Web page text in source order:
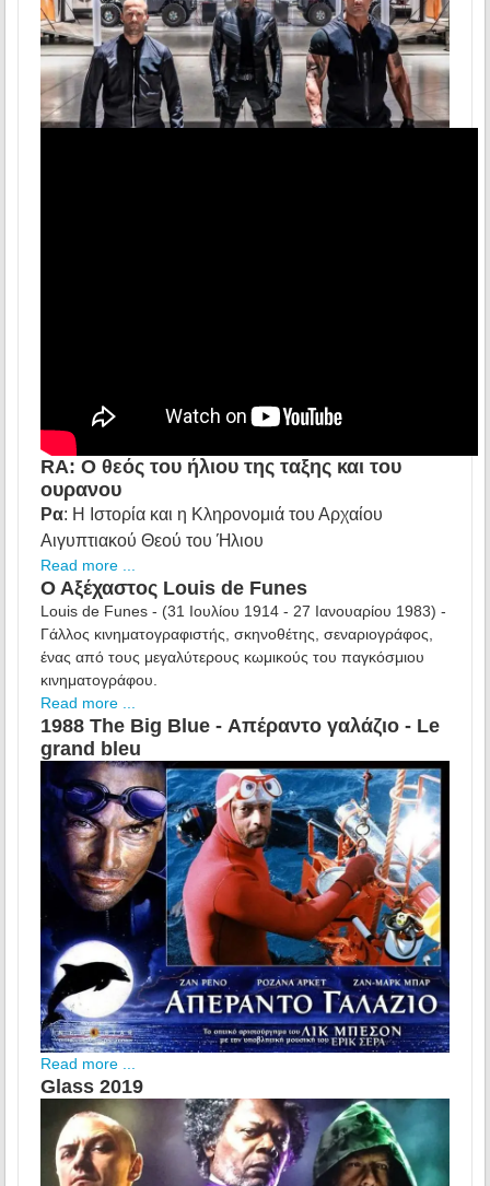
RA: O θεός του ήλιου της ταξης και του
ουρανου
Ρα: Η
Ιστορία και η Κληρονομιά του Αρχαίου
Αιγυπτιακού Θεού του Ήλιου
Read more ...
Ο Αξέχαστος Louis de Funes
Louis de Funes - (31 Ιουλίου 1914 - 27 Ιανουαρίου 1983) -
Γάλλος κινηματογραφιστής, σκηνοθέτης, σεναριογράφος,
ένας από τους μεγαλύτερους κωμικούς του παγκόσμιου
κινηματογράφου.
Read more ...
1988 The Big Blue - Απέραντο γαλάζιο - Le
grand bleu
Read more ...
Glass 2019